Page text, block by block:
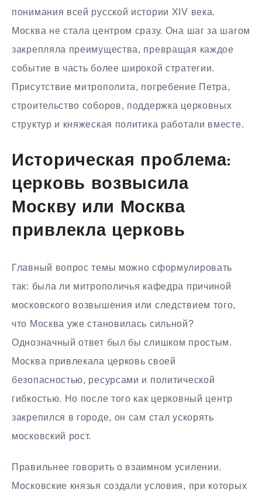
понимания всей русской истории XIV века.
Москва не стала центром сразу. Она шаг за шагом
закрепляла преимущества, превращая каждое
событие в часть более широкой стратегии.
Присутствие митрополита, погребение Петра,
строительство соборов, поддержка церковных
структур и княжеская политика работали вместе.
Историческая проблема:
церковь возвысила
Москву или Москва
привлекла церковь
Главный вопрос темы можно сформулировать
так: была ли митрополичья кафедра причиной
московского возвышения или следствием того,
что Москва уже становилась сильной?
Однозначный ответ был бы слишком простым.
Москва привлекала церковь своей
безопасностью, ресурсами и политической
гибкостью. Но после того как церковный центр
закрепился в городе, он сам стал ускорять
московский рост.
Правильнее говорить о взаимном усилении.
Московские князья создали условия, при которых